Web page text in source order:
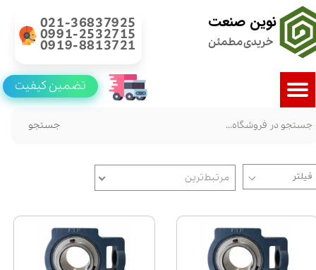
نوین صنعت
خریدی مطمئن
021-36837925
0991-2532715
0919-8813721
جستجو
تضمین کیفیت
مرتبط‌ترین